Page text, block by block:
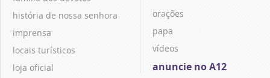
história de nossa senhora
imprensa
locais turísticos
loja oficial
orações
papa
vídeos
anuncie no A12